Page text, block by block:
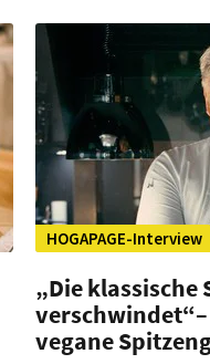
HOGAPAGE-Interview
„Die klassische
vegane